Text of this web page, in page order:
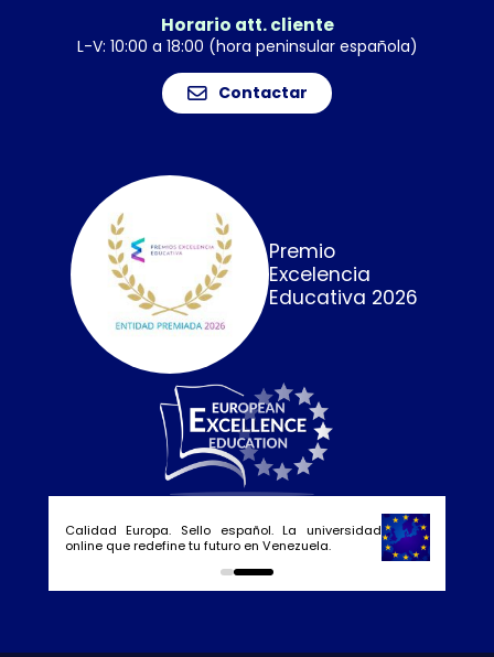
Horario att. cliente
L-V: 10:00 a 18:00 (hora peninsular española)
Contactar
Premio
Excelencia
Educativa 2026
Calidad Europa. Sello español. La universidad
online que redefine tu futuro en Venezuela.
0 1